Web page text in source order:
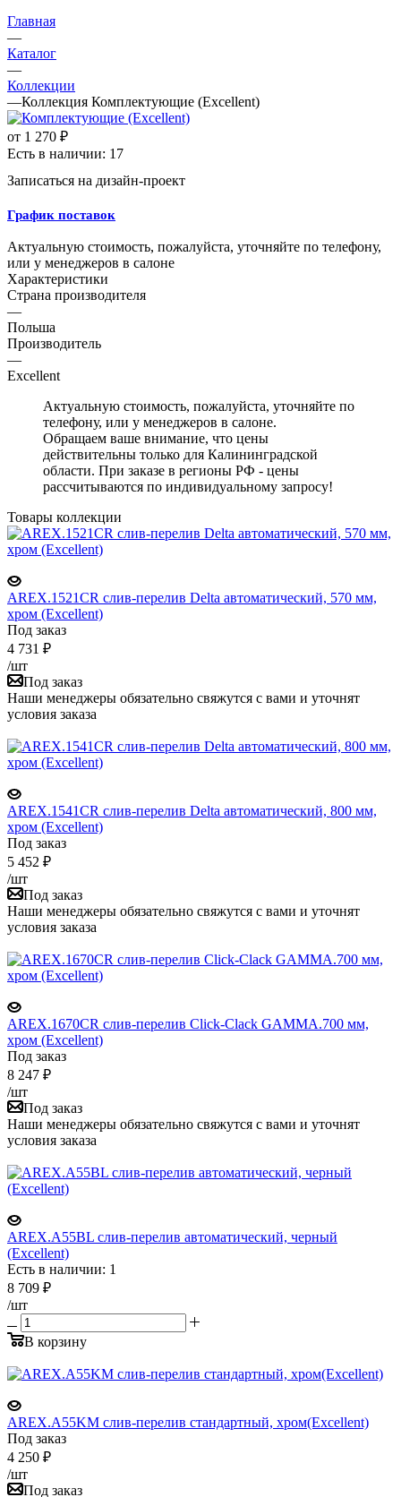
Главная
—
Каталог
—
Коллекции
—Коллекция Комплектующие (Excellent)
от 1 270 ₽
Есть в наличии: 17
Записаться на дизайн-проект
График поставок
Актуальную стоимость, пожалуйста, уточняйте по телефону,
или у менеджеров в салоне
Характеристики
Страна производителя
—
Польша
Производитель
—
Excellent
Актуальную стоимость, пожалуйста, уточняйте по
телефону, или у менеджеров в салоне.
Обращаем ваше внимание, что цены
действительны только для Калининградской
области. При заказе в регионы РФ - цены
рассчитываются по индивидуальному запросу!
Товары коллекции
AREX.1521CR слив-перелив Delta автоматический, 570 мм,
хром (Excellent)
Под заказ
4 731 ₽
/шт
Под заказ
Наши менеджеры обязательно свяжутся с вами и уточнят
условия заказа
AREX.1541CR слив-перелив Delta автоматический, 800 мм,
хром (Excellent)
Под заказ
5 452 ₽
/шт
Под заказ
Наши менеджеры обязательно свяжутся с вами и уточнят
условия заказа
AREX.1670CR слив-перелив Click-Clack GAMMA.700 мм,
хром (Excellent)
Под заказ
8 247 ₽
/шт
Под заказ
Наши менеджеры обязательно свяжутся с вами и уточнят
условия заказа
AREX.A55BL слив-перелив автоматический, черный
(Excellent)
Есть в наличии: 1
8 709 ₽
/шт
В корзину
AREX.A55KM слив-перелив стандартный, хром(Excellent)
Под заказ
4 250 ₽
/шт
Под заказ